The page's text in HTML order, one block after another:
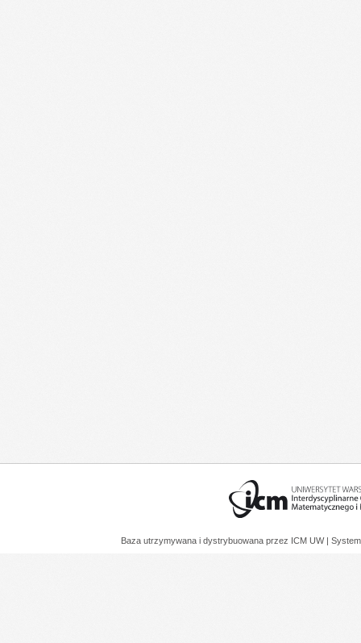
Baza utrzymywana i dystrybuowana przez ICM UW |